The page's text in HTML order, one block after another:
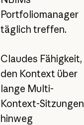
Portfoliomanager
täglich treffen.
Claudes Fähigkeit,
den Kontext über
lange Multi-
Kontext-Sitzungen
hinweg